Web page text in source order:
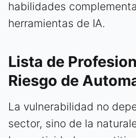
habilidades
herramientas de IA.
Lista de
Riesgo de
La vulnerabilidad no
sector, sino de la